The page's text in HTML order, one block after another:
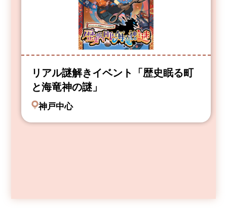
リアル謎解きイベント「歴史眠る町
と海竜神の謎」
神戸中心